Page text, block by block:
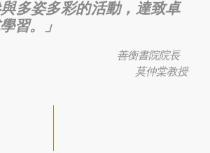
多姿多彩的活動，達致卓
習。」
善衡書院院長
莫仲棠教授